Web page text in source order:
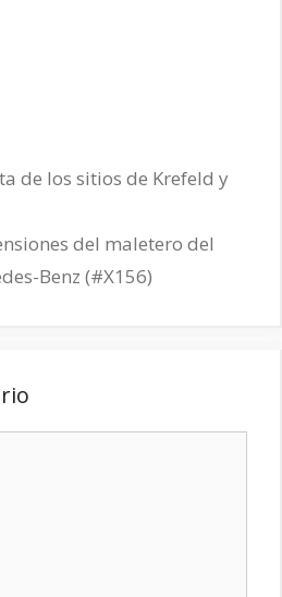
de los sitios de Krefeld y
del maletero del
Benz (#X156)